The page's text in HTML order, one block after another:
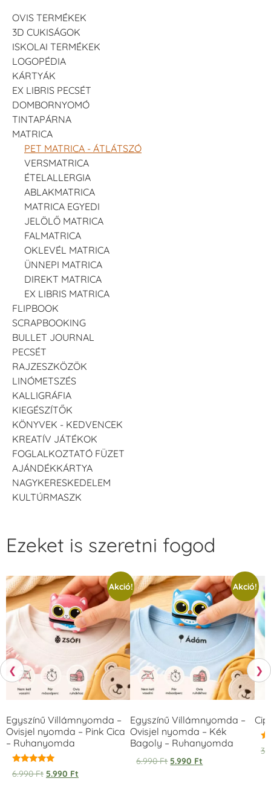
OVIS TERMÉKEK
3D CUKISÁGOK
ISKOLAI TERMÉKEK
LOGOPÉDIA
KÁRTYÁK
EX LIBRIS PECSÉT
DOMBORNYOMÓ
TINTAPÁRNA
MATRICA
PET MATRICA - ÁTLÁTSZÓ
VERSMATRICA
ÉTELALLERGIA
ABLAKMATRICA
MATRICA EGYEDI
JELÖLŐ MATRICA
FALMATRICA
OKLEVÉL MATRICA
ÜNNEPI MATRICA
DIREKT MATRICA
EX LIBRIS MATRICA
FLIPBOOK
SCRAPBOOKING
BULLET JOURNAL
PECSÉT
RAJZESZKÖZÖK
LINÓMETSZÉS
KALLIGRÁFIA
KIEGÉSZÍTŐK
KÖNYVEK - KEDVENCEK
KREATÍV JÁTÉKOK
FOGLALKOZTATÓ FÜZET
AJÁNDÉKKÁRTYA
NAGYKERESKEDELEM
KULTÚRMASZK
❮
Ezeket is szeretni fogod
Akció!
Egyszínű Villámnyomda –
Ovisjel nyomda – Pink Cica
– Ruhanyomda
Értékelés:
5.00
6.990Ft 5.990 Ft
Akció!
Egyszínű Villámnyomda –
Ovisjel nyomda – Kék
Bagoly – Ruhanyomda
6.990Ft 5.990 Ft
❯